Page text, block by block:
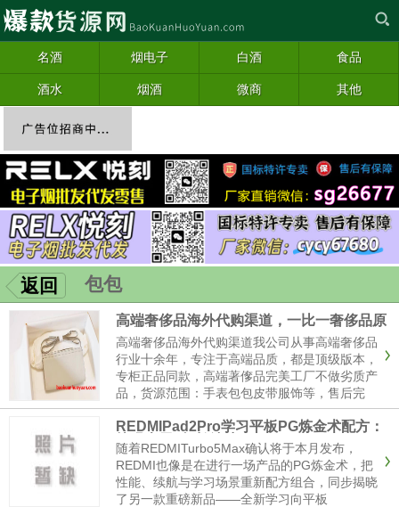
名酒 烟电子 白酒 食品
酒水 烟酒 微商 其他
返回 包包
高端奢侈品海外代购渠道，一比一奢侈品原
单货源
高端奢侈品海外代购渠道我公司从事高端奢侈品
行业十余年，专注于高端品质，都是顶级版本，
专柜正品同款，高端著偧品完美工厂不做劣质产
品，货源范围：手表包包皮带服饰等，售后完
善，支持一件代发，七天无理由退换，货到付款
等方式，高级大厂原单奢侈品包包海外原单卖家
五年质保随时包退,大厂包包货源,大厂包包靠谱
的商家,超过10万包包爱好...
REDMIPad2Pro学习平板PG炼金术配方：
护眼大屏+超长续航
随着REDMITurbo5Max确认将于本月发布，
REDMI也像是在进行一场产品的PG炼金术，把
性能、续航与学习场景重新配方组合，同步揭晓
了另一款重磅新品——全新学习向平板